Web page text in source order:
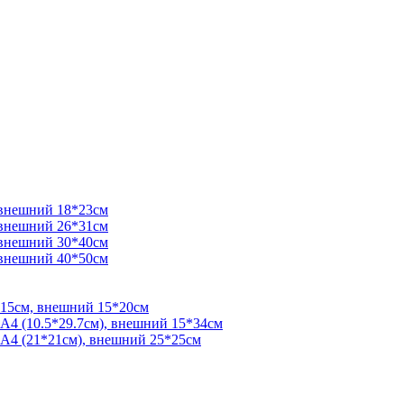
18*23см
26*31см
30*40см
40*50см
внешний 15*20см
А4 (10.5*29.7см), внешний 15*34см
А4 (21*21см), внешний 25*25см